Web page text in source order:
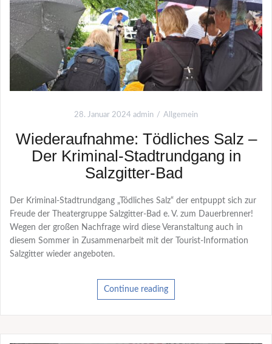
28. Januar 2024 admin Allgemein
Wiederaufnahme: Tödliches Salz –
Der Kriminal-Stadtrundgang in
Salzgitter-Bad
Der Kriminal-Stadtrundgang „Tödliches Salz“ der entpuppt sich zur
Freude der Theatergruppe Salzgitter-Bad e. V. zum Dauerbrenner!
Wegen der großen Nachfrage wird diese Veranstaltung auch in
diesem Sommer in Zusammenarbeit mit der Tourist-Information
Salzgitter wieder angeboten.
Continue reading